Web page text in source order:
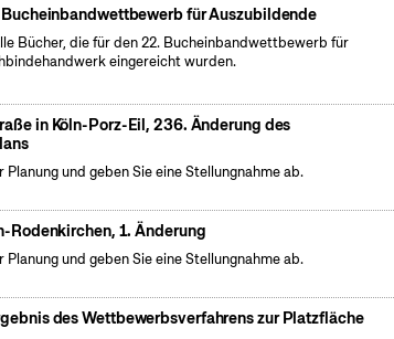
für Auszubildende
Bücher, die für den 22. Bucheinbandwettbewerb für
eingereicht wurden.
in Köln-Porz-Eil, 236. Änderung des
Planung und geben Sie eine Stellungnahme ab.
Rodenkirchen, 1. Änderung
Planung und geben Sie eine Stellungnahme ab.
des Wettbewerbsverfahrens zur Platzfläche